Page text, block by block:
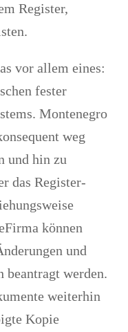
Register,
vor allem eines:
fester
. Montenegro
weg
und hin zu
das Register-
können
und
beantragt werden.
weiterhin
Kopie